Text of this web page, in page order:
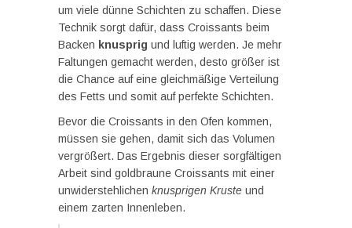
um viele dünne Schichten zu schaffen. Diese
Technik sorgt dafür, dass Croissants beim
Backen knusprig und luftig werden. Je mehr
Faltungen gemacht werden, desto größer ist
die Chance auf eine gleichmäßige Verteilung
des Fetts und somit auf perfekte Schichten.
Bevor die Croissants in den Ofen kommen,
müssen sie gehen, damit sich das Volumen
vergrößert. Das Ergebnis dieser sorgfältigen
Arbeit sind goldbraune Croissants mit einer
unwiderstehlichen knusprigen Kruste und
einem zarten Innenleben.